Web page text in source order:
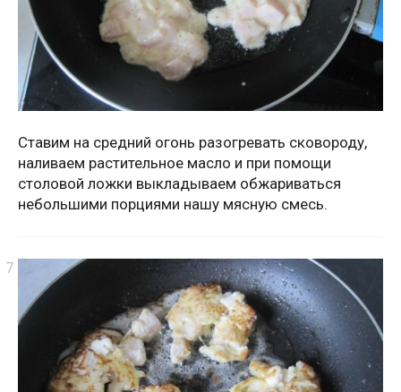
Ставим на средний огонь разогревать сковороду,
наливаем растительное масло и при помощи
столовой ложки выкладываем обжариваться
небольшими порциями нашу мясную смесь.